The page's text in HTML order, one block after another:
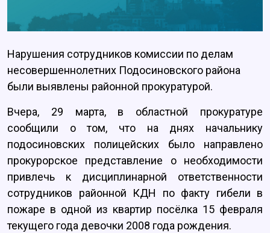
Нарушения сотрудников комиссии по делам
несовершеннолетних Подосиновского района
были выявлены районной прокуратурой.
Вчера, 29 марта, в областной прокуратуре
сообщили о том, что на днях начальнику
подосиновских полицейских было направлено
прокурорское представление о необходимости
привлечь к дисциплинарной ответственности
сотрудников районной КДН по факту гибели в
пожаре в одной из квартир посёлка 15 февраля
текущего года девочки 2008 года рождения.